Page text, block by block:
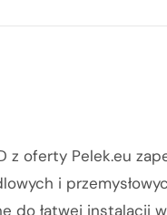
z oferty Pelek.eu
i
do łatwej instalacji